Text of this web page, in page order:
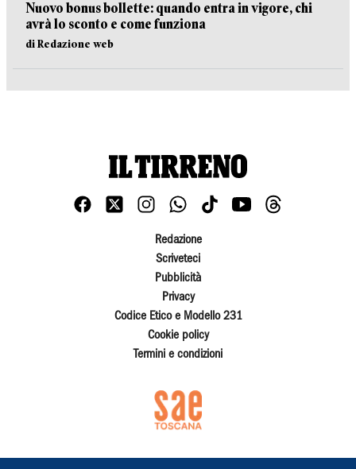
Nuovo bonus bollette: quando entra in vigore, chi
avrà lo sconto e come funziona
di Redazione web
Redazione
Scriveteci
Pubblicità
Privacy
Codice Etico e Modello 231
Cookie policy
Termini e condizioni